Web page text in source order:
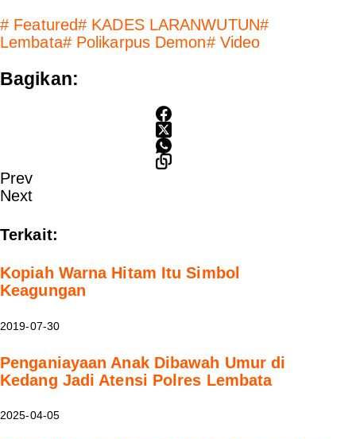
# Featured# KADES LARANWUTUN#
Lembata#Polikarpus Demon#Video
Bagikan:
Prev
Next
Terkait:
Kopiah Warna Hitam Itu Simbol
Keagungan
2019-07-30
Penganiayaan Anak Dibawah Umur di
Kedang Jadi Atensi Polres Lembata
2025-04-05